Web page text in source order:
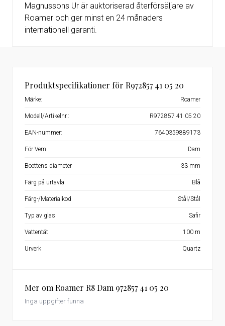
Magnussons Ur är auktoriserad återförsäljare av
Roamer och ger minst en 24 månaders
internationell garanti.
Mer om Roamer R8 Dam 972857 41 05 20
Inga uppgifter funna
Produktspecifikationer för R972857 41 05 20
Märke: Roamer
Modell/Artikelnr.: R972857 41 05 20
EAN-nummer: 7640359889173
För Vem Dam
Boettens diameter 33 mm
Färg på urtavla Blå
Färg-/Materialkod Stål/Stål
Typ av glas Safir
Vattentät 100 m
Urverk Quartz